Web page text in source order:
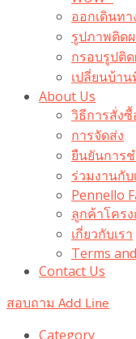
ออกเดินทา
รูปภาพติด
กรอบรูปติ
เปลี่ยนบ้า
About Us
วิธีการสั่งซื้
การจัดส่ง
ยืนยันการช
ร่วมงานกับ
Pennello
ลูกค้าโคร
เกี่ยวกับเรา
Terms
Contact Us
สอบถาม Add Line
Category